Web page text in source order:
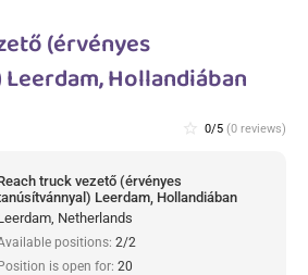
(érvényes
Hollandiában
star_border 0/5 (0 reviews)
truck vezető (érvényes
Leerdam, Hollandiában
Netherlands
positions: 2/2
Position is open for: 20